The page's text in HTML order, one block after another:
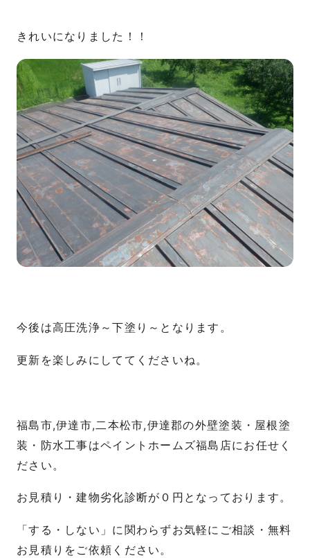
きれいになりました！！
今後は高圧洗浄～下塗り～となります。
更新を楽しみにしててくださいね。
福島市,伊達市,二本松市,伊達郡の外壁塗装・屋根塗
装・防水工事はペイントホームズ福島店にお任せく
ださい。
お見積り・建物劣化診断が０円となっております。
「する・しない」に関わらずお気軽にご相談・無料
お見積りをご依頼ください。